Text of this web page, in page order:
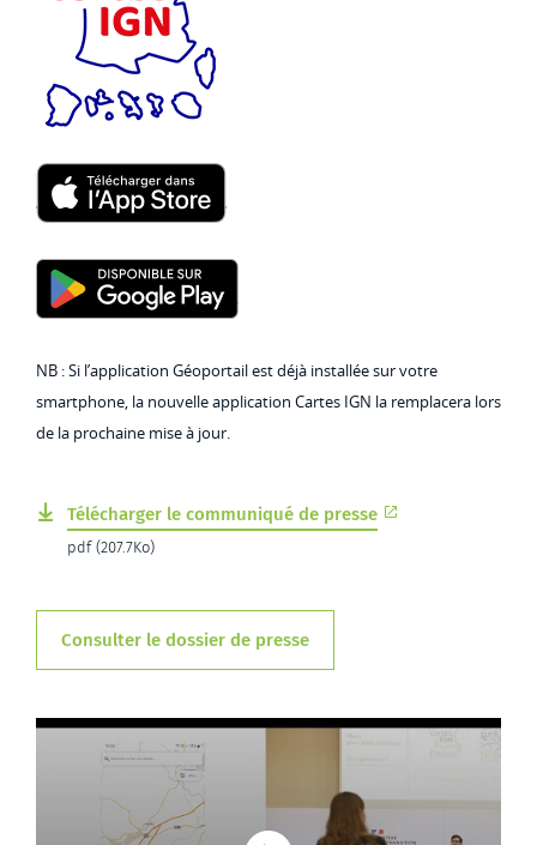
NB : Si l’application Géoportail est déjà installée sur votre
smartphone, la nouvelle application Cartes IGN la remplacera lors
de la prochaine mise à jour.
Télécharger le communiqué de presse
pdf (207.7Ko)
Consulter le dossier de presse